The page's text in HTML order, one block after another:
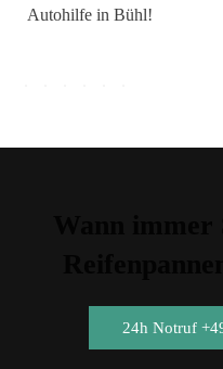
Autohilfe in Bühl!
24h Notruf